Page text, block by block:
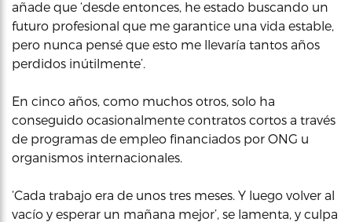
añade que ‘desde entonces, he estado buscando un
futuro profesional que me garantice una vida estable,
pero nunca pensé que esto me llevaría tantos años
perdidos inútilmente’.
En cinco años, como muchos otros, solo ha
conseguido ocasionalmente contratos cortos a través
de programas de empleo financiados por ONG u
organismos internacionales.
‘Cada trabajo era de unos tres meses. Y luego volver al
vacío y esperar un mañana mejor’, se lamenta, y culpa